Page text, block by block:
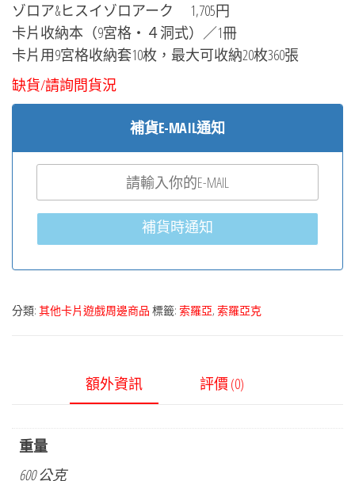
ゾロア&ヒスイゾロアーク 1,705円
卡片收納本（9宮格・４洞式）／1冊
卡片用9宮格收納套10枚，最大可收納20枚360張
缺貨/請詢問貨況
補貨E-MAIL通知
補貨時通知
分類: 其他卡片遊戲周邊商品 標籤: 索羅亞, 索羅亞克
額外資訊 評價 (0)
重量
600 公克